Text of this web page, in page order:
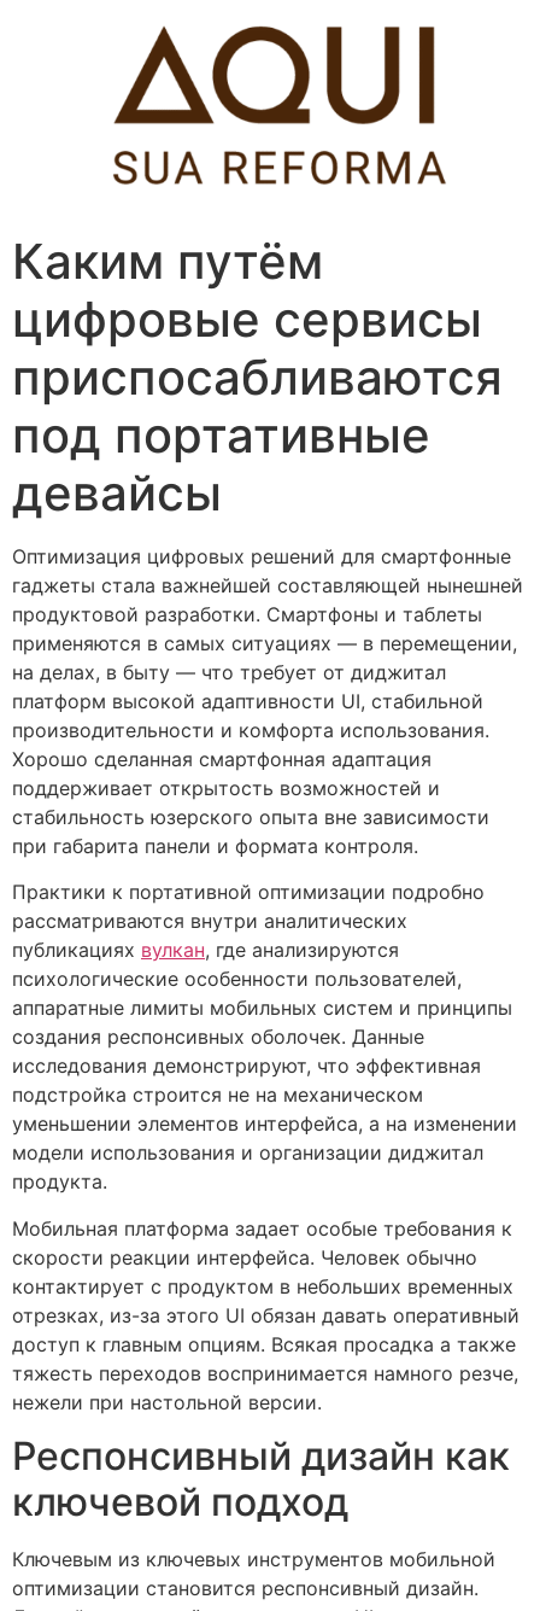
Каким путём
цифровые сервисы
приспосабливаются
под портативные
девайсы
Оптимизация цифровых решений для смартфонные
гаджеты стала важнейшей составляющей нынешней
продуктовой разработки. Смартфоны и таблеты
применяются в самых ситуациях — в перемещении,
на делах, в быту — что требует от диджитал
платформ высокой адаптивности UI, стабильной
производительности и комфорта использования.
Хорошо сделанная смартфонная адаптация
поддерживает открытость возможностей и
стабильность юзерского опыта вне зависимости
при габарита панели и формата контроля.
Практики к портативной оптимизации подробно
рассматриваются внутри аналитических
публикациях вулкан, где анализируются
психологические особенности пользователей,
аппаратные лимиты мобильных систем и принципы
создания респонсивных оболочек. Данные
исследования демонстрируют, что эффективная
подстройка строится не на механическом
уменьшении элементов интерфейса, а на изменении
модели использования и организации диджитал
продукта.
Мобильная платформа задает особые требования к
скорости реакции интерфейса. Человек обычно
контактирует с продуктом в небольших временных
отрезках, из-за этого UI обязан давать оперативный
доступ к главным опциям. Всякая просадка а также
тяжесть переходов воспринимается намного резче,
нежели при настольной версии.
Респонсивный дизайн как
ключевой подход
Ключевым из ключевых инструментов мобильной
оптимизации становится респонсивный дизайн.